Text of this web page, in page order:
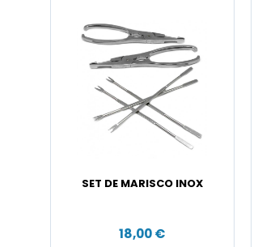
SET DE MARISCO INOX
18,00 €